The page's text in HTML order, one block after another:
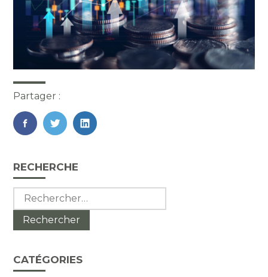
Partager :
FaceBook
TwitterLinkedIn
Blog
sidebar
RECHERCHE
Rechercher :
CATÉGORIES